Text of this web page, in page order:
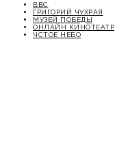
ВВС
ГРИГОРИЙ ЧУХРАЯ
МУЗЕЙ ПОБЕДЫ
ОНЛАЙН КИНОТЕАТР
ЧСТОЕ НЕБО